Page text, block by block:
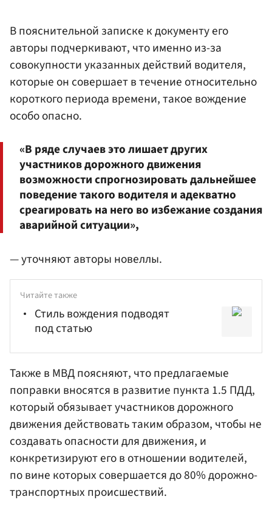
В пояснительной записке к документу его
авторы подчеркивают, что именно из-за
совокупности указанных действий водителя,
которые он совершает в течение относительно
короткого периода времени, такое вождение
особо опасно.
«В ряде случаев это лишает других
участников дорожного движения
возможности спрогнозировать дальнейшее
поведение такого водителя и адекватно
среагировать на него во избежание создания
аварийной ситуации»,
— уточняют авторы новеллы.
Читайте также
Стиль вождения подводят
под статью
Также в МВД поясняют, что предлагаемые
поправки вносятся в развитие пункта 1.5 ПДД,
который обязывает участников дорожного
движения действовать таким образом, чтобы не
создавать опасности для движения, и
конкретизируют его в отношении водителей,
по вине которых совершается до 80% дорожно-
транспортных происшествий.